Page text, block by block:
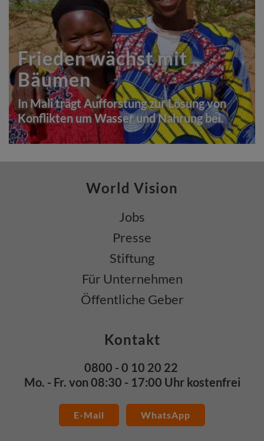
Frieden wächst mit
Bäumen
In Mali trägt Aufforstung zur Lösung von
Konflikten um Wasser und Nahrung bei.
World Vision
Jobs
Presse
Stiftung
Für Unternehmen
Öffentliche Geber
Kontakt
0800 - 0 10 20 22
Mo. - Fr. von 08:30 - 17:00 Uhr kostenfrei
E-Mail WhatsApp